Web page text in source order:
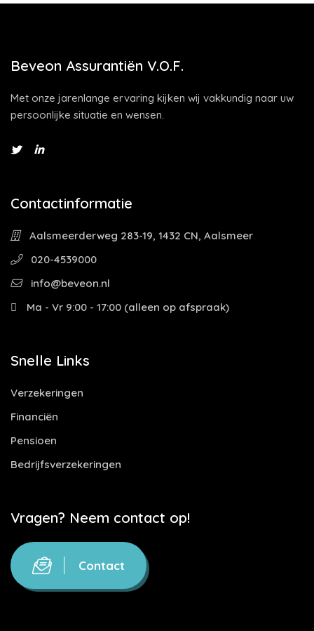
Beveon Assurantiën V.O.F.
Met onze jarenlange ervaring kijken wij vakkundig naar uw
persoonlijke situatie en wensen.
Contactinformatie
Aalsmeerderweg 283-19, 1432 CN, Aalsmeer
020-4539000
info@beveon.nl
Ma - Vr 9:00 - 17:00 (alleen op afspraak)
Snelle Links
Verzekeringen
Financiën
Pensioen
Bedrijfsverzekeringen
Vragen? Neem contact op!
Contact